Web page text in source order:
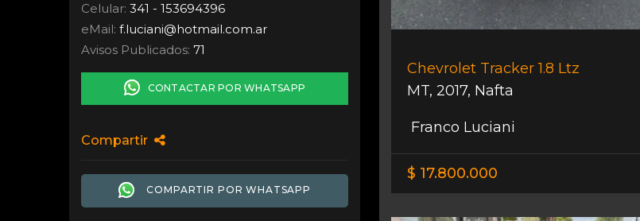
Celular: 341 - 153694396
eMail: f.luciani@hotmail.com.ar
Avisos Publicados: 71
CONTACTAR POR WHATSAPP
Compartir
COMPARTIR POR WHATSAPP
Chevrolet Tracker 1.8 Ltz
MT, 2017, Nafta
Franco Luciani
$ 17.800.000